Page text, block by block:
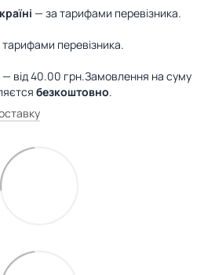
— за тарифами перевізника.
перевізника.
— від 40.00 грн.Замовлення на суму
безкоштовно.